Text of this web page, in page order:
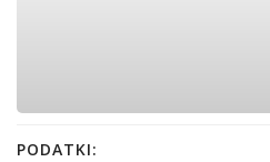
PODATKI: